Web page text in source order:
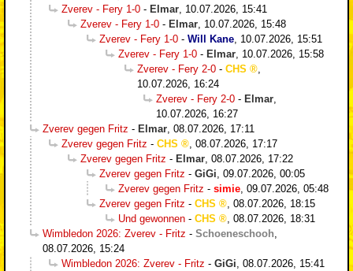
Zverev - Fery 1-0 - Elmar, 10.07.2026, 15:41
Zverev - Fery 1-0 - Elmar, 10.07.2026, 15:48
Zverev - Fery 1-0 - Will Kane, 10.07.2026, 15:51
Zverev - Fery 1-0 - Elmar, 10.07.2026, 15:58
Zverev - Fery 2-0 - CHS
,
10.07.2026, 16:24
Zverev - Fery 2-0 - Elmar,
10.07.2026, 16:27
Zverev gegen Fritz - Elmar, 08.07.2026, 17:11
Zverev gegen Fritz - CHS , 08.07.2026, 17:17
Zverev gegen Fritz - Elmar, 08.07.2026, 17:22
Zverev gegen Fritz - GiGi, 09.07.2026, 00:05
Zverev gegen Fritz - simie, 09.07.2026, 05:48
Zverev gegen Fritz - CHS , 08.07.2026, 18:15
Und gewonnen - CHS , 08.07.2026, 18:31
Wimbledon 2026: Zverev - Fritz - Schoeneschooh,
08.07.2026, 15:24
Wimbledon 2026: Zverev - Fritz - GiGi, 08.07.2026, 15:41